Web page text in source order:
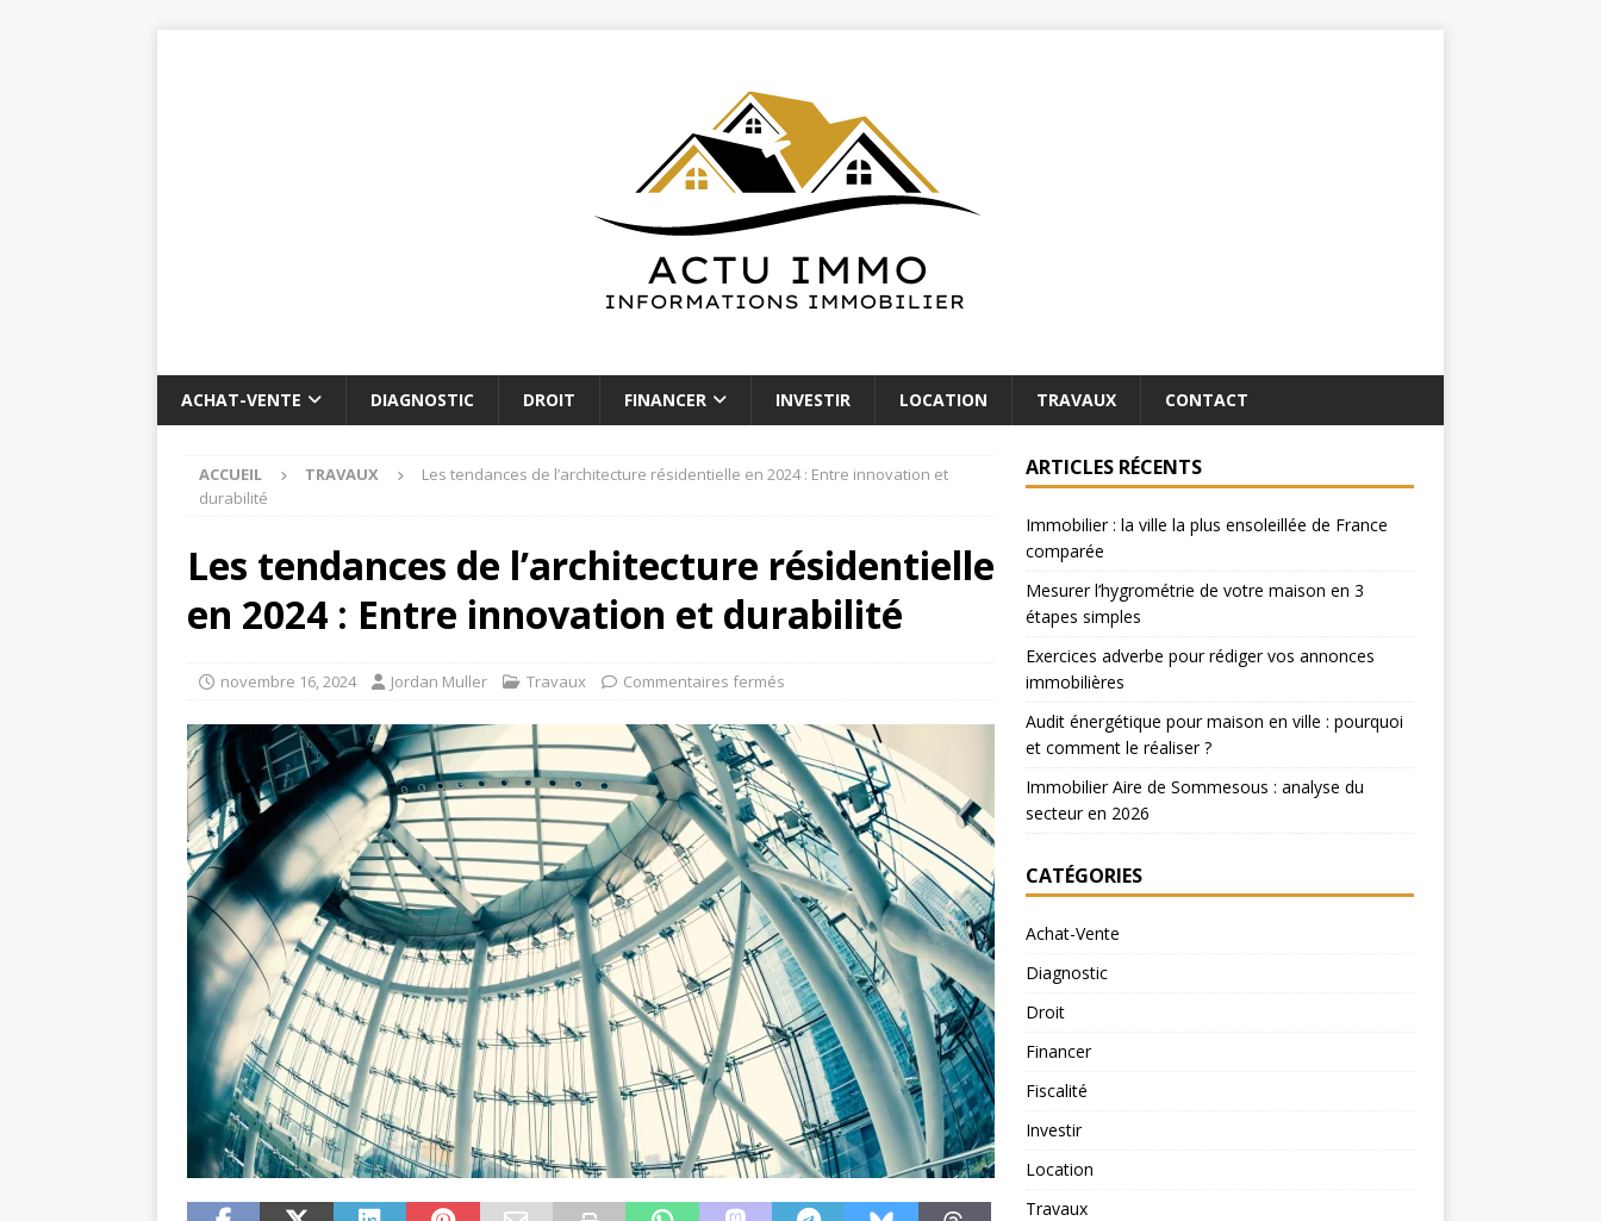
ACHAT-VENTE DIAGNOSTIC DROIT FINANCER INVESTIR LOCATION TRAVAUX CONTACT
ACCUEIL TRAVAUX
Les tendances de l’architecture résidentielle en 2024 : Entre innovation et
durabilité
Les tendances de l’architecture résidentielle
en 2024 : Entre innovation et durabilité
novembre 16, 2024 Jordan Muller Travaux Commentaires fermés
ARTICLES RÉCENTS
Immobilier : la ville la plus ensoleillée de France
comparée
Mesurer l’hygrométrie de votre maison en 3
étapes simples
Exercices adverbe pour rédiger vos annonces
immobilières
Audit énergétique pour maison en ville : pourquoi
et comment le réaliser ?
Immobilier Aire de Sommesous : analyse du
secteur en 2026
CATÉGORIES
Achat-Vente
Diagnostic
Droit
Financer
Fiscalité
Investir
Location
Travaux